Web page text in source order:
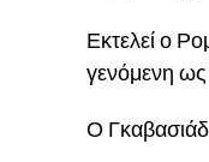
Εκτελεί ο
γενόμενη ως
Ο